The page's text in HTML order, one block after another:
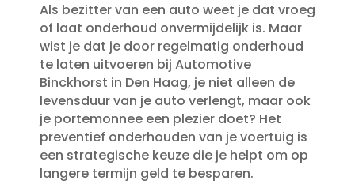
Als bezitter van een auto weet je dat vroeg
of laat onderhoud onvermijdelijk is.​ Maar
wist je dat je door regelmatig onderhoud
te laten uitvoeren bij Automotive
Binckhorst in Den Haag, je niet alleen de
levensduur van je auto verlengt, maar ook
je portemonnee een plezier doet? Het
preventief onderhouden van je voertuig is
een strategische keuze die je helpt om op
langere termijn geld te besparen.​